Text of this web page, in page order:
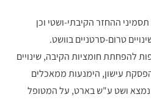
ההחזר הקיבתי-ושטי וכן
טרום-סרטניים בוושט.
להפחתת חומציות הקיבה, שינויים
עישון, הימנעות ממאכלים
ושט ע"ש בארט, על המטופל